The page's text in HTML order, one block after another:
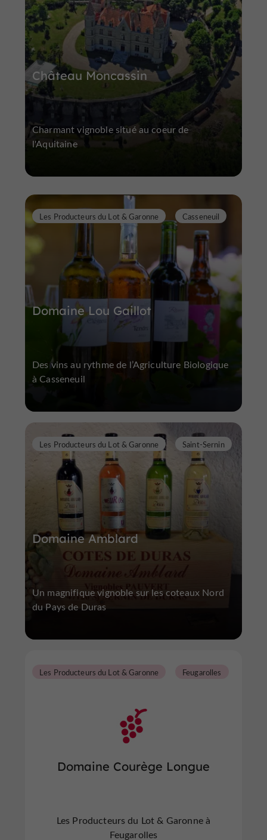
Château Moncassin
Charmant vignoble situé au coeur de
l'Aquitaine
Domaine Lou Gaillot
Les Producteurs du Lot & Garonne Casseneuil
Des vins au rythme de l’Agriculture Biologique
à Casseneuil
Domaine Amblard
Les Producteurs du Lot & Garonne Saint-Sernin
Un magnifique vignoble sur les coteaux Nord
du Pays de Duras
Domaine Courège Longue
Les Producteurs du Lot & Garonne Feugarolles
Les Producteurs du Lot & Garonne à
Feugarolles